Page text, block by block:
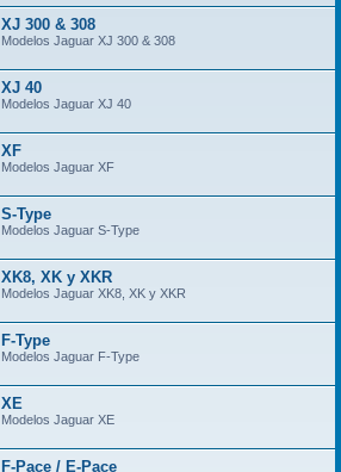
XJ 300 & 308
Modelos Jaguar XJ 300 & 308
XJ 40
Modelos Jaguar XJ 40
XF
Modelos Jaguar XF
S-Type
Modelos Jaguar S-Type
XK8, XK y XKR
Modelos Jaguar XK8, XK y XKR
F-Type
Modelos Jaguar F-Type
XE
Modelos Jaguar XE
F-Pace / E-Pace